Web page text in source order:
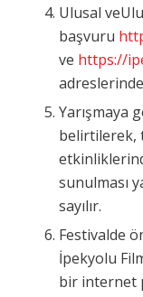
Ulusal
başvuru
ve https://
Yarışmaya
belirtilerek,
sunulması
sayılır.
Festivalde
İpekyolu
bir internet